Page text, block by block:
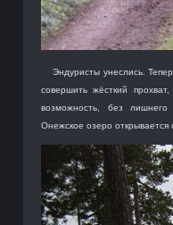
Эндуристы унеслись.
совершить жёсткий
возможность, без
Онежское озеро открывается